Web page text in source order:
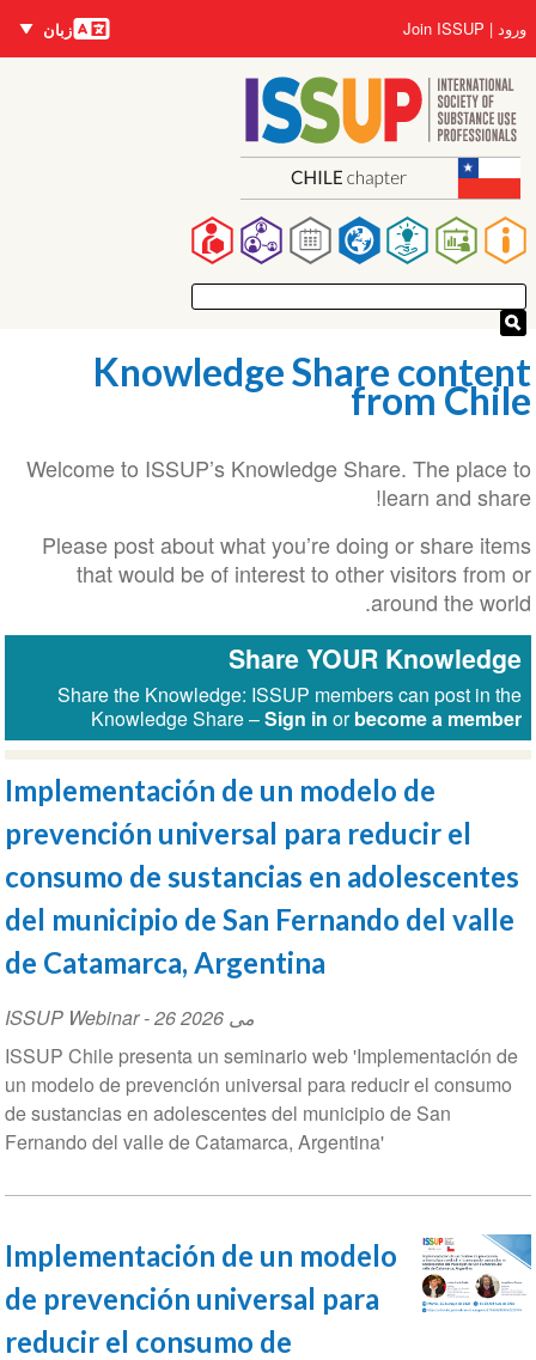
Join ISSUP زبان‌ها
زبان
Knowledge Share
from
Welcome to ISSUP’s Knowledge Share. The
learn and
Please post about what you’re doing or share
that would be of interest to other visitors
around the
Share YOUR
Share the Knowledge: ISSUP members can post
Knowledge Share – Sign inorbecome a
Implementación de un modelo de
prevención universal para reducir el
consumo de sustancias en
del municipio de San Fernando del
de Catamarca, Argentina
ISSUP Webinar-
​​​​​​​ISSUP Chile presenta un seminario web
un modelo de prevención universal para reducir el
de sustancias en adolescentes del municipio de San
Fernando del valle de Catamarca, Argentina'
Implementación de un modelo
de prevención universal para
reducir el consumo de